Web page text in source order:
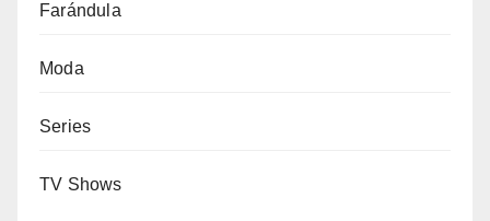
Farándula
Moda
Series
TV Shows